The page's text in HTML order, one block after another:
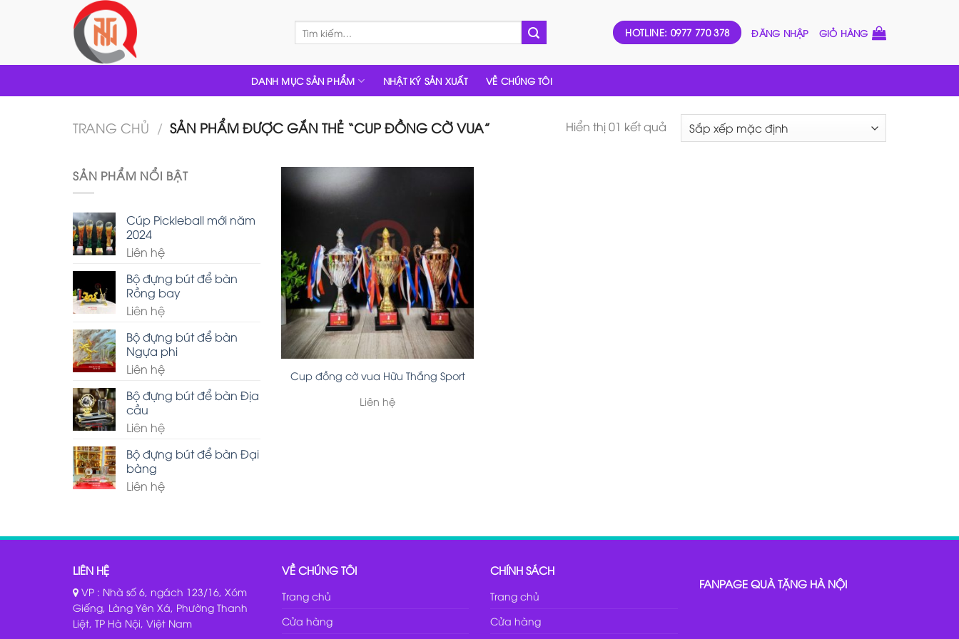
kiếm:
HOTLINE: 0977 770 378 ĐĂNG NHẬP GIỎ HÀNG
DANH MỤC SẢN PHẨM NHẬT KÝ SẢN XUẤT VỀ CHÚNG TÔI
TRANG CHỦ / SẢN PHẨM ĐƯỢC GẮN THẺ “CUP ĐỒNG CỜ VUA” Hiển thị 01 kết quả
SẢN PHẨM NỔI BẬT
Cúp Pickleball mới năm
2024
Liên hệ
Bộ đựng bút để bàn
Rồng bay
Liên hệ
Bộ đựng bút để bàn
Ngựa phi
Liên hệ
Bộ đựng bút để bàn Địa
cầu
Liên hệ
Bộ đựng bút để bàn Đại
bàng
Liên hệ
Cup đồng cờ vua Hữu Thắng Sport
Liên hệ
LIÊN HỆ
VP : Nhà số 6, ngách 123/16, Xóm
Giếng, Làng Yên Xá, Phường Thanh
Liệt, TP Hà Nội, Việt Nam
VỀ CHÚNG TÔI
Trang chủ
Cửa hàng
CHÍNH SÁCH
Trang chủ
Cửa hàng
FANPAGE QUÀ TẶNG HÀ NỘI